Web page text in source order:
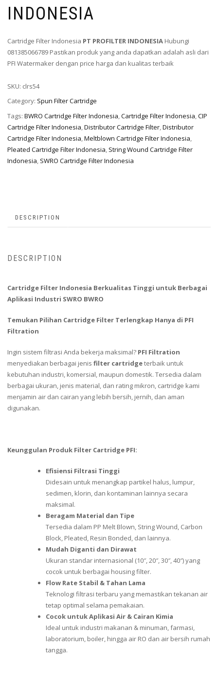
INDONESIA
Cartridge Filter Indonesia PT PROFILTER INDONESIA Hubungi
081385066789 Pastikan produk yang anda dapatkan adalah asli dari
PFI Watermaker dengan price harga dan kualitas terbaik
SKU: clrs54
Category: Spun Filter Cartridge
Tags: BWRO Cartridge Filter Indonesia,Cartridge Filter Indonesia,CIP
Cartridge Filter Indonesia,Distributor Cartridge Filter,Distributor
Cartridge Filter Indonesia,Meltblown Cartridge Filter Indonesia,
Pleated Cartridge Filter Indonesia, String Wound Cartridge Filter
Indonesia, SWRO Cartridge Filter Indonesia
DESCRIPTION
DESCRIPTION
Cartridge Filter Indonesia Berkualitas Tinggi untuk Berbagai
Aplikasi Industri SWRO BWRO
Temukan Pilihan Cartridge Filter Terlengkap Hanya di PFI
Filtration
Ingin sistem filtrasi Anda bekerja maksimal? PFI Filtration
menyediakan berbagai jenis filter cartridgeterbaik untuk
kebutuhan industri, komersial, maupun domestik. Tersedia dalam
berbagai ukuran, jenis material, dan rating mikron, cartridge kami
menjamin air dan cairan yang lebih bersih, jernih, dan aman
digunakan.
Keunggulan Produk Filter Cartridge PFI:
Efisiensi Filtrasi Tinggi
Didesain untuk menangkap partikel halus, lumpur,
sedimen, klorin, dan kontaminan lainnya secara
maksimal.
Beragam Material dan Tipe
Tersedia dalam PP Melt Blown, String Wound, Carbon
Block, Pleated, Resin Bonded, dan lainnya.
Mudah Diganti dan Dirawat
Ukuran standar internasional (10″, 20″, 30″, 40″) yang
cocok untuk berbagai housing filter.
Flow Rate Stabil & Tahan Lama
Teknologi filtrasi terbaru yang memastikan tekanan air
tetap optimal selama pemakaian.
Cocok untuk Aplikasi Air & Cairan Kimia
Ideal untuk industri makanan & minuman, farmasi,
laboratorium, boiler, hingga air RO dan air bersih rumah
tangga.